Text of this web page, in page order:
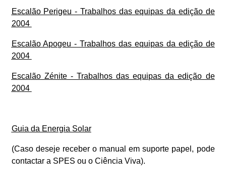
Escalão Perigeu - Trabalhos das equipas da edição de
2004
Escalão Apogeu - Trabalhos das equipas da edição de
2004
Escalão Zénite - Trabalhos das equipas da edição de
2004
Guia da Energia Solar
(Caso deseje receber o manual em suporte papel, pode
contactar a SPES ou o Ciência Viva).